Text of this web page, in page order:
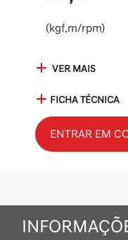
(kgf.m/rpm)
VER MAIS
FICHA TÉCNICA
ENTRAR EM